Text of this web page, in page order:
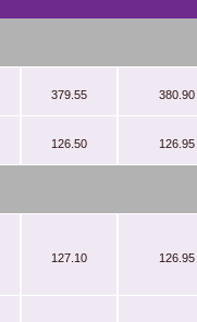
379.55 380.90
126.50 126.95
127.10 126.95